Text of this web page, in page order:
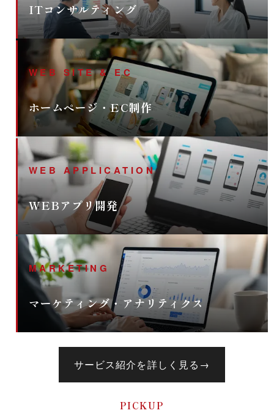
ITコンサルティング
WEB SITE & EC
ホームページ・EC制作
WEB APPLICATION
WEBアプリ開発
MARKETING
マーケティング・アナリティクス
サービス紹介を詳しく見る →
PICKUP